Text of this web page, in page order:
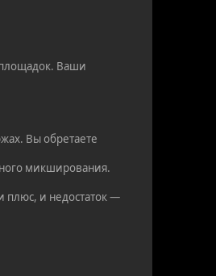
Ваши
Вы обретаете
микширования.
плюс, и недостаток —